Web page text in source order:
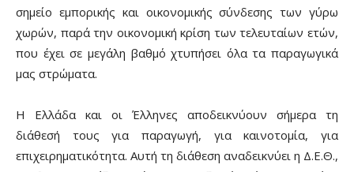
σημείο εμπορικής και οικονομικής σύνδεσης των γύρω
χωρών, παρά την οικονομική κρίση των τελευταίων ετών,
που έχει σε μεγάλη βαθμό χτυπήσει όλα τα παραγωγικά
μας στρώματα.
Η Ελλάδα και οι Έλληνες αποδεικνύουν σήμερα τη
διάθεσή τους για παραγωγή, για καινοτομία, για
επιχειρηματικότητα. Αυτή τη διάθεση αναδεικνύει η Δ.Ε.Θ.,